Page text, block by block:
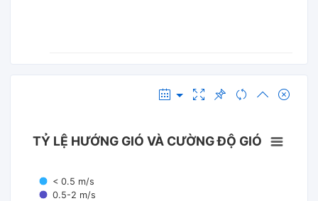
TỶ LỆ HƯỚNG GIÓ VÀ CƯỜNG ĐỘ GIÓ
< 0.5 m/s
0.5-2 m/s